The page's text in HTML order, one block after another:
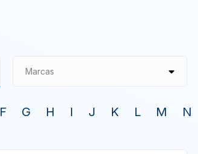
Marcas
F G H I J K L M N